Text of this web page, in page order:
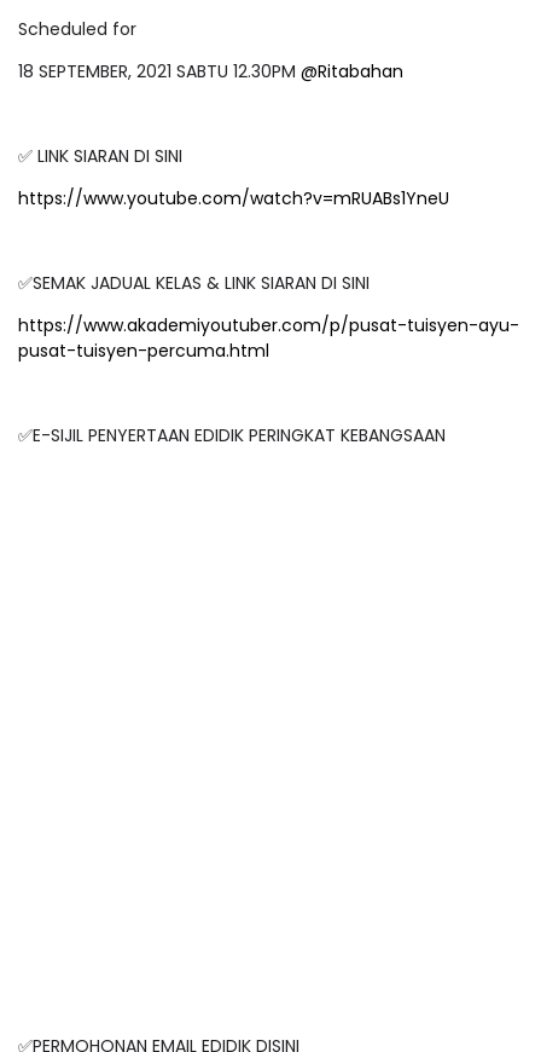
Scheduled for
18 SEPTEMBER, 2021 SABTU 12.30PM @Ritabahan
✅ LINK SIARAN DI SINI
https://www.youtube.com/watch?v=mRUABs1YneU
✅SEMAK JADUAL KELAS & LINK SIARAN DI SINI
https://www.akademiyoutuber.com/p/pusat-tuisyen-ayu-
pusat-tuisyen-percuma.html
✅E-SIJIL PENYERTAAN EDIDIK PERINGKAT KEBANGSAAN
✅PERMOHONAN EMAIL EDIDIK DISINI